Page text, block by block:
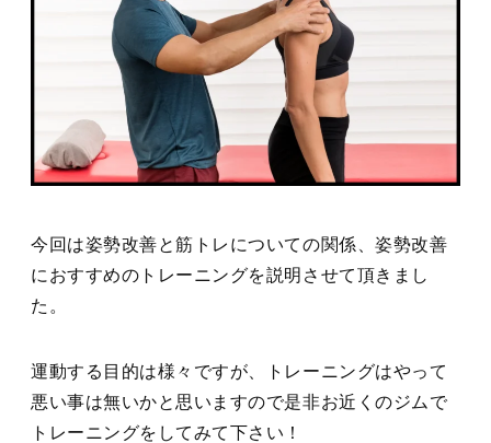
今回は姿勢改善と筋トレについての関係、姿勢改善
におすすめのトレーニングを説明させて頂きまし
た。
運動する目的は様々ですが、トレーニングはやって
悪い事は無いかと思いますので是非お近くのジムで
トレーニングをしてみて下さい！